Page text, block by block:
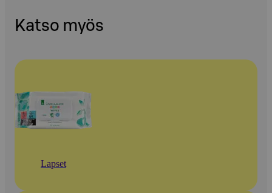
Katso myös
Lapset